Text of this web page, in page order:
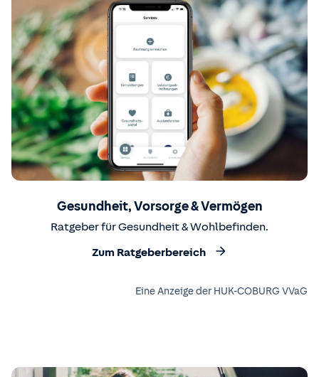
Gesundheit, Vorsorge & Vermögen
Ratgeber für Gesundheit & Wohlbefinden.
Zum Ratgeberbereich
Eine Anzeige der HUK-COBURG VVaG